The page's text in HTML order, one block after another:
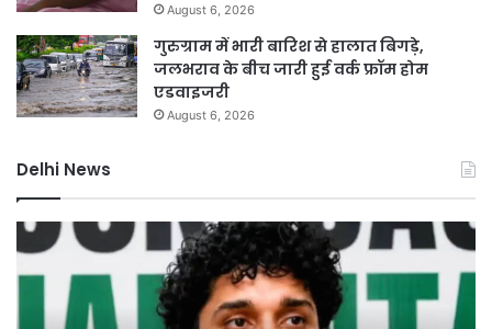
August 6, 2026
गुरुग्राम में भारी बारिश से हालात बिगड़े,
जलभराव के बीच जारी हुई वर्क फ्रॉम होम
एडवाइजरी
August 6, 2026
Delhi News
बिना
इंश्योरेंस
गाड़ियों
में